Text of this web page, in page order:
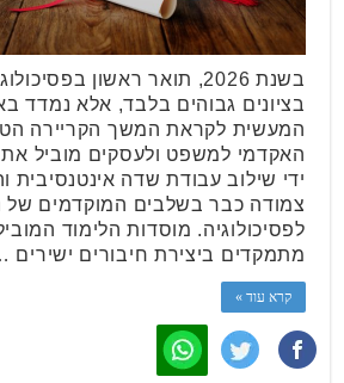
בשנת 2026, תואר ראשון
בציונים גבוהים בלבד, אלא נמדד
המעשית לקראת המשך הקריירה
האקדמי למשפט ולעסקים מוביל
ידי שילוב עבודת שדה אינטנסיבית
צמודה כבר בשלבים המוקדמים של
לפסיכולוגיה. מוסדות הלימוד
מתמקדים ביצירת חיבורים ישירים
קרא עוד »